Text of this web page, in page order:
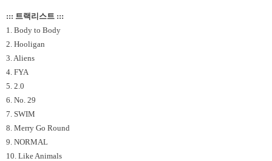
::: 트랙리스트 :::
1. Body to Body
2. Hooligan
3. Aliens
4. FYA
5. 2.0
6. No. 29
7. SWIM
8. Merry Go Round
9. NORMAL
10. Like Animals